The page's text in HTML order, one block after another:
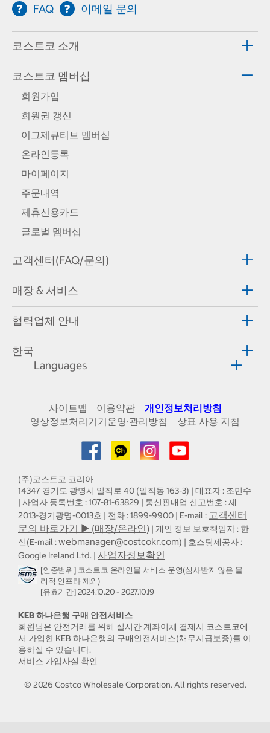
FAQ 이메일 문의
코스트코 소개
코스트코 멤버십
회원가입
회원권 갱신
이그제큐티브 멤버십
온라인등록
마이페이지
주문내역
제휴신용카드
글로벌 멤버십
고객센터(FAQ/문의)
매장 & 서비스
협력업체 안내
한국
Languages
사이트맵 이용약관
개인정보처리방침
영상정보처리기기운영·관리방침
상표 사용 지침
(주)코스트코 코리아
14347 경기도 광명시 일직로 40 (일직동 163-3) | 대표자 : 조민수
| 사업자 등록번호 : 107-81-63829 | 통신판매업 신고번호 : 제
2013-경기광명-0013호 | 전화 : 1899-9900 | E-mail : 고객센터
문의 바로가기 ▶ (매장/온라인) | 개인 정보 보호책임자 : 한
신(E-mail :webmanager@costcokr.com) | 호스팅제공자 :
Google Ireland Ltd. | 사업자정보확인
[인증범위] 코스트코 온라인몰 서비스 운영(심사받지 않은 물
리적 인프라 제외)
[유효기간] 2024.10.20 - 2027.10.19
KEB 하나은행 구매 안전서비스
회원님은 안전거래를 위해 실시간 계좌이체 결제시 코스트코에
서 가입한 KEB 하나은행의 구매안전서비스(채무지급보증)를 이
용하실 수 있습니다.
서비스 가입사실 확인
© 2026 Costco Wholesale Corporation.All rights reserved.